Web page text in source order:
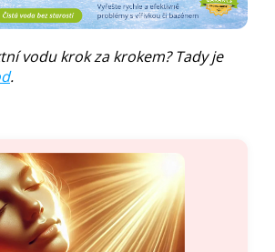
vodu krok za krokem? Tady je
.